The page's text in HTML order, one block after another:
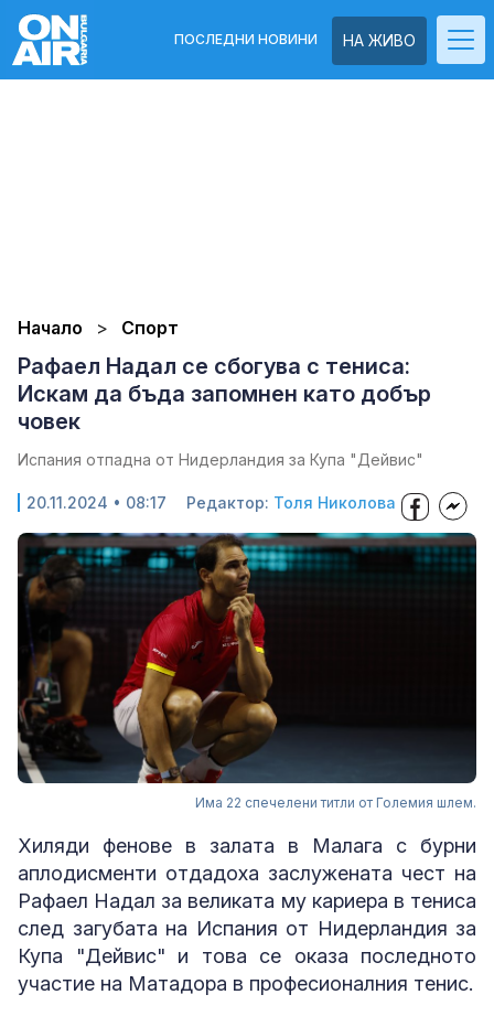
НА ЖИВО
ПОСЛЕДНИ НОВИНИ
Начало Спорт
Рафаел Надал се сбогува с тениса:
Искам да бъда запомнен като добър
човек
Испания отпадна от Нидерландия за Купа "Дейвис"
20.11.2024 • 08:17 Редактор: Толя Николова
Има 22 спечелени титли от Големия шлем.
Хиляди фенове в залата в Малага с бурни
аплодисменти отдадоха заслужената чест на
Рафаел Надал за великата му кариера в тениса
след загубата на Испания от Нидерландия за
Купа "Дейвис" и това се оказа последното
участие на Матадора в професионалния тенис.